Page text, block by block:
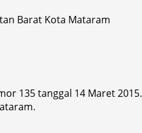
Barat Kota Mataram
135 tanggal 14 Maret 2015.